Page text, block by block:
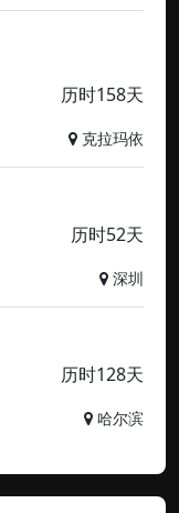
历时158天
克拉玛依
历时52天
深圳
历时128天
哈尔滨